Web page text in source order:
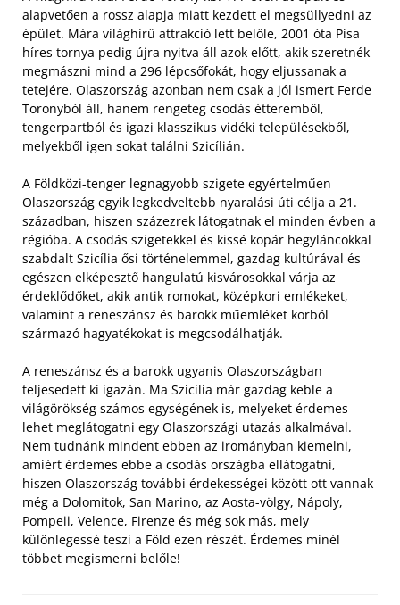
alapvetően a rossz alapja miatt kezdett el megsüllyedni az
épület. Mára világhírű attrakció lett belőle, 2001 óta Pisa
híres tornya pedig újra nyitva áll azok előtt, akik szeretnék
megmászni mind a 296 lépcsőfokát, hogy eljussanak a
tetejére. Olaszország azonban nem csak a jól ismert Ferde
Toronyból áll, hanem rengeteg csodás étteremből,
tengerpartból és igazi klasszikus vidéki településekből,
melyekből igen sokat találni Szicílián.
A Földközi-tenger legnagyobb szigete egyértelműen
Olaszország egyik legkedveltebb nyaralási úti célja a 21.
században, hiszen százezrek látogatnak el minden évben a
régióba. A csodás szigetekkel és kissé kopár hegyláncokkal
szabdalt Szicília ősi történelemmel, gazdag kultúrával és
egészen elképesztő hangulatú kisvárosokkal várja az
érdeklődőket, akik antik romokat, középkori emlékeket,
valamint a reneszánsz és barokk műemléket korból
származó hagyatékokat is megcsodálhatják.
A reneszánsz és a barokk ugyanis Olaszországban
teljesedett ki igazán. Ma Szicília már gazdag keble a
világörökség számos egységének is, melyeket érdemes
lehet meglátogatni egy Olaszországi utazás alkalmával.
Nem tudnánk mindent ebben az irományban kiemelni,
amiért érdemes ebbe a csodás országba ellátogatni,
hiszen Olaszország további érdekességei között ott vannak
még a Dolomitok, San Marino, az Aosta-völgy, Nápoly,
Pompeii, Velence, Firenze és még sok más, mely
különlegessé teszi a Föld ezen részét. Érdemes minél
többet megismerni belőle!